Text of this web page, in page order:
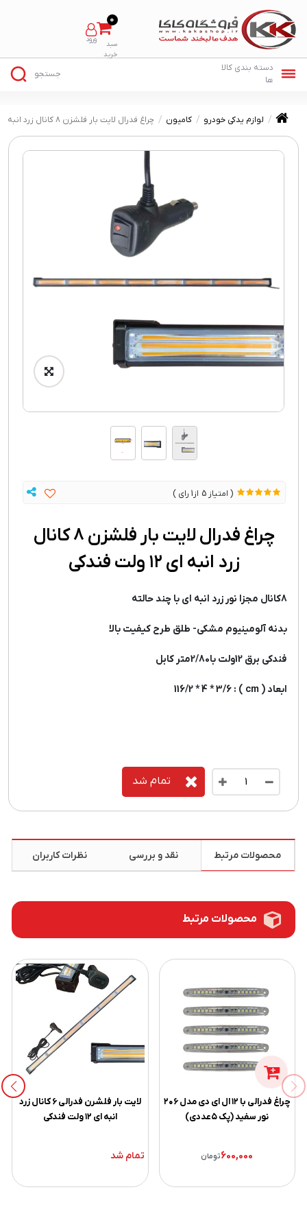
0
لوازم یدکی خودرو کامیون چراغ فدرال لایت بار فلشزن ۸ کانال زرد انبه ای ۱۲ ولت فندکی
5
1
چراغ فدرال لایت بار فلشزن ۸ کانال
زرد انبه ای ۱۲ ولت فندکی
8کانال مجزا نور زرد انبه ای با چند حالته
بدنه آلومینیوم مشکی- طلق طرح کیفیت بالا
فندکی برق 12ولت با2/80متر کابل
ابعاد ( cm ) : 116/2 * 4 * 3/6
تمام شد
محصولات مرتبط نقد و بررسی نظرات کاربران
محصولات مرتبط
چراغ فدرالی با ۱۲ ال ای دی مدل ۲۰۶
نور سفید (پک ۵عددی)
600,000تومان
لایت بار فلشرن فدرالی ۶ کانال زرد
انبه ای ۱۲ ولت فندکی
تمام شد